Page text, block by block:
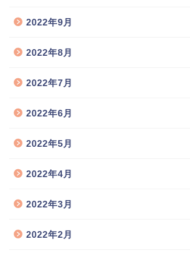
2022年9月
2022年8月
2022年7月
2022年6月
2022年5月
2022年4月
2022年3月
2022年2月